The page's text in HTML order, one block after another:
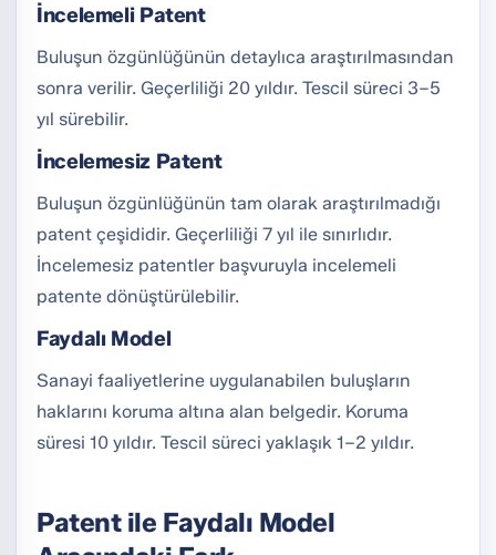
İncelemeli Patent
Buluşun özgünlüğünün detaylıca araştırılmasından
sonra verilir. Geçerliliği 20 yıldır. Tescil süreci 3–5
yıl sürebilir.
İncelemesiz Patent
Buluşun özgünlüğünün tam olarak araştırılmadığı
patent çeşididir. Geçerliliği 7 yıl ile sınırlıdır.
İncelemesiz patentler başvuruyla incelemeli
patente dönüştürülebilir.
Faydalı Model
Sanayi faaliyetlerine uygulanabilen buluşların
haklarını koruma altına alan belgedir. Koruma
süresi 10 yıldır. Tescil süreci yaklaşık 1–2 yıldır.
Patent ile Faydalı Model